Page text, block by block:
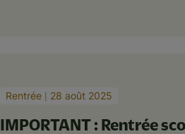
Rentrée 28 août 2025
IMPORTANT : Rentrée